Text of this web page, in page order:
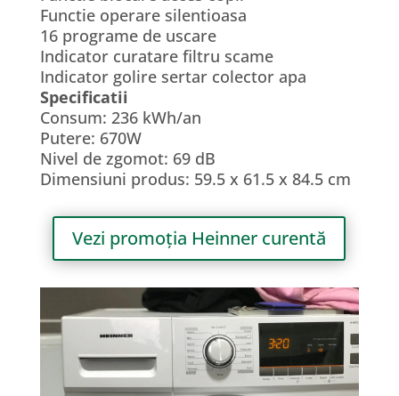
Functie operare silentioasa
16 programe de uscare
Indicator curatare filtru scame
Indicator golire sertar colector apa
Specificatii
Consum: 236 kWh/an
Putere: 670W
Nivel de zgomot: 69 dB
Dimensiuni produs: 59.5 x 61.5 x 84.5 cm
Vezi promoția Heinner curentă